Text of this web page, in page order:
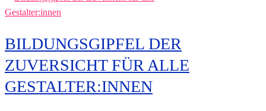
BILDUNGSGIPFEL DER
ZUVERSICHT FÜR ALLE
GESTALTER:INNEN